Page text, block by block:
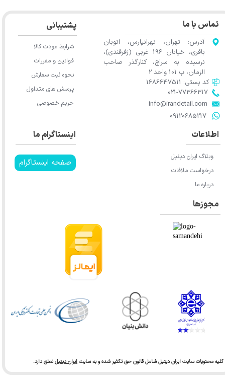
★★★★
★★★★★
محتویات سایت ایران دیتیل شامل قانون حق تکثیر شده و به سایتایران دیتیلتعلق دارد.​​​​​​​
تماس با ما
آدرس: تهران، تهرانپارس، اتوبان
باقری، خیابان 196 غربی (زفرقندی)،
نرسیده به سراج، کنارگذر صاحب
الزمان، پ 101 واحد 2
​​​​​​​info@irandetail.com
021-77366317​​​​​​​​​​​​​​​​​​​​​
​​​​​​​09120685217​​​​​​​
کد پستی: 1686647511
اینستاگرام ما
صفحه اینستاگرام
اطلاعات
وبلاگ ایران دیتیل
درخواست ملاقات
درباره ما
پشتیبانی
شرایط عودت کالا
قوانین و مقررات
نحوه ثبت سفارش
پرسش های متداول
حریم خصوصی
مجوزها